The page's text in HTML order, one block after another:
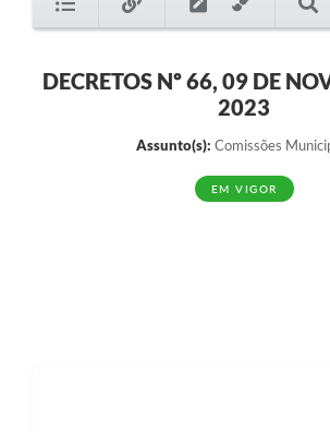
DECRETOS Nº 66, 09 DE
2023
Assunto(s): Comissões
EM VIGOR